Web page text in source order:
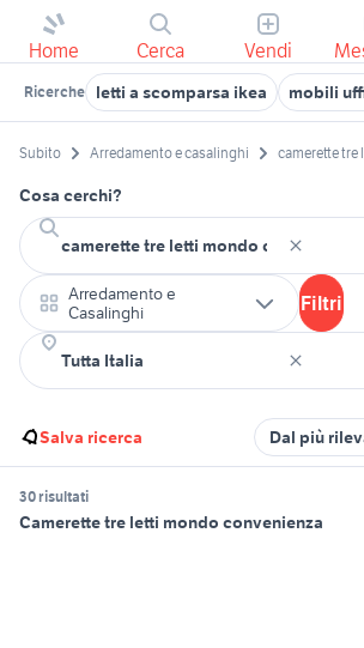
Home Cerca Vendi
Ricerche letti a scomparsa ikea mobili
Subito Arredamento e casalinghi camerette tre
Cosa cerchi?
Arredamento e
Casalinghi
Filtri
Salva ricerca Dal più
30 risultati
Camerette tre letti mondo convenienza